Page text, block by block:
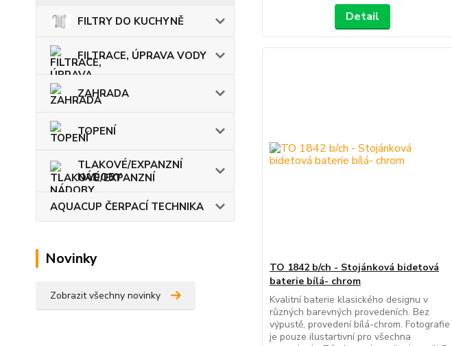
FILTRY DO KUCHYNĚ
FILTRACE, ÚPRAVA VODY
ZAHRADA
TOPENÍ
TLAKOVÉ/EXPANZNÍ
NÁDOBY
AQUACUP ČERPACÍ TECHNIKA
Novinky
Zobrazit všechny novinky
Detail
TO 1842 b/ch - Stojánková bidetová
baterie bílá- chrom
Kvalitní baterie klasického designu v
různých barevných provedeních. Bez
výpustě, provedení bílá-chrom. Fotografie
je pouze ilustartivní pro všechna